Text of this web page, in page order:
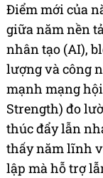
Điểm mới của
giữa năm nền
nhân tạo (AI),
lượng và công
mạnh mạng
Strength) đo
thúc đẩy lẫn
thấy năm lĩnh
lập mà hỗ trợ